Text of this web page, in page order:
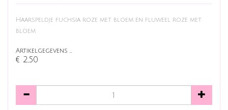
Haarspeldje fuchsia roze met bloem en fluweel roze met
bloem
Artikelgegevens …
€ 2,50